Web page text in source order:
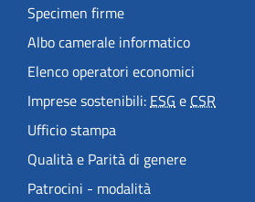
Specimen firme
Albo camerale informatico
Elenco operatori economici
Imprese sostenibili:ESGeCSR
Ufficio stampa
Qualità e Parità di genere
Patrocini - modalità